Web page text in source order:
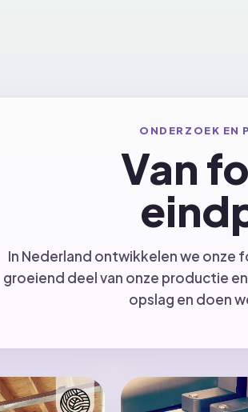
ONDERZOEK EN
Van
In Nederland ontwikkelen we onze
groeiend deel van onze productie
opslag en doen